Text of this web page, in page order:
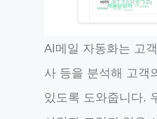
AI메일 자동화는 고
사 등을 분석해 고객
있도록 도와줍니다.